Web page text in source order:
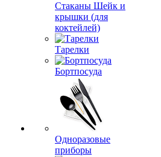
Стаканы Шейк и
крышки (для
коктейлей)
Тарелки
Бортпосуда
Одноразовые
приборы